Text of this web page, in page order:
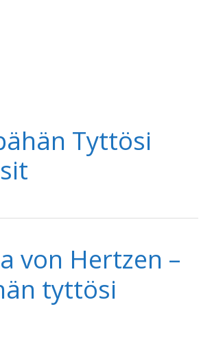
Tyttösi
von Hertzen –
tyttösi